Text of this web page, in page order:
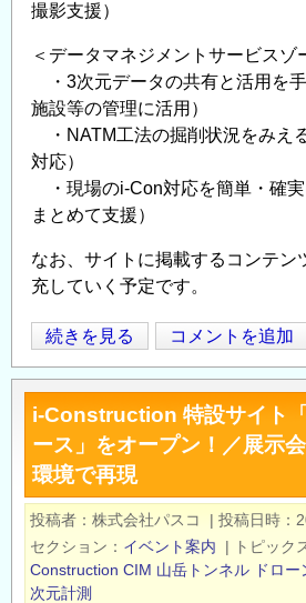
撮影支援）
＜データマネジメントサービスゾ
・3次元データの共有と活用を
施設等の管理に活用）
・NATM工法の掘削状況をみえ
対応）
・現場のi-Con対応を簡単・確
まとめて支援）
なお、サイトに掲載するコンテン
充していく予定です。
i-
Construction
特
設
サ
イ
ト
「パ
ス
コ
続きを見る コメントを追加
i-Construction 特設サイト
ース」をオープン！／展示
環境で再現
投稿者 株式会社パスコ | 投稿日時
セクション
イベント案内 | トピック
Construction CIM 山岳トンネル ドロー
次元計測